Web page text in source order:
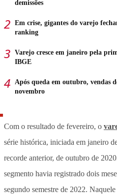
demissões
Em crise, gigantes do varejo
ranking
Varejo cresce em janeiro pela
IBGE
Após queda em outubro, vendas
novembro
Com o resultado de fevereiro, o
série histórica, iniciada em janeiro
recorde anterior, de outubro de
segmento havia registrado dois
segundo semestre de 2022.